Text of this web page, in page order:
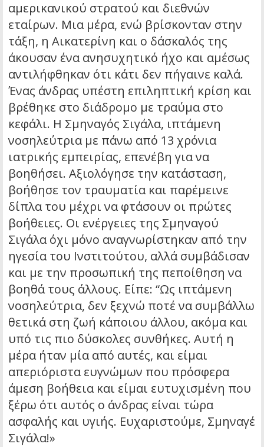
αμερικανικού στρατού και διεθνών
εταίρων. Μια μέρα, ενώ βρίσκονταν στην
τάξη, η Αικατερίνη και ο δάσκαλός της
άκουσαν ένα ανησυχητικό ήχο και αμέσως
αντιλήφθηκαν ότι κάτι δεν πήγαινε καλά.
Ένας άνδρας υπέστη επιληπτική κρίση και
βρέθηκε στο διάδρομο με τραύμα στο
κεφάλι. Η Σμηναγός Σιγάλα, ιπτάμενη
νοσηλεύτρια με πάνω από 13 χρόνια
ιατρικής εμπειρίας, επενέβη για να
βοηθήσει. Αξιολόγησε την κατάσταση,
βοήθησε τον τραυματία και παρέμεινε
δίπλα του μέχρι να φτάσουν οι πρώτες
βοήθειες. Οι ενέργειες της Σμηναγού
Σιγάλα όχι μόνο αναγνωρίστηκαν από την
ηγεσία του Ινστιτούτου, αλλά συμβάδισαν
και με την προσωπική της πεποίθηση να
βοηθά τους άλλους. Είπε: “Ως ιπτάμενη
νοσηλεύτρια, δεν ξεχνώ ποτέ να συμβάλλω
θετικά στη ζωή κάποιου άλλου, ακόμα και
υπό τις πιο δύσκολες συνθήκες. Αυτή η
μέρα ήταν μία από αυτές, και είμαι
απεριόριστα ευγνώμων που πρόσφερα
άμεση βοήθεια και είμαι ευτυχισμένη που
ξέρω ότι αυτός ο άνδρας είναι τώρα
ασφαλής και υγιής. Ευχαριστούμε, Σμηναγέ
Σιγάλα!»